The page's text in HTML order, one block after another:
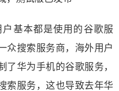
基本都是使用的谷歌服
众搜索服务商，海外用户
了华为手机的谷歌服务，
索服务，这也导致去年华